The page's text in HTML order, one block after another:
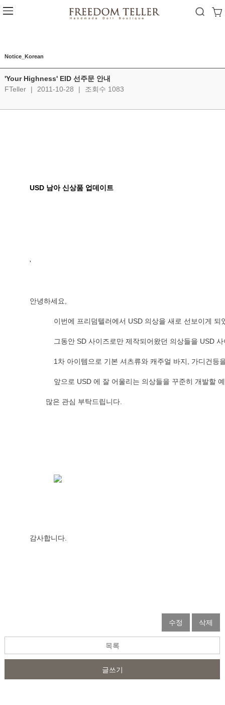
Notice_Korean
'Your Highness' EID 선주문 안내
FTeller
| 2011-10-28 | 조회수 1083
USD 남아 신상품 업데이트
'
안녕하세요,
이번에 프리덤텔러에서 USD 의상을 새로 선보이게
그동안 SD 사이즈로만 제작되어왔던 의상들을
1차 아이템으로 기본 셔츠류와 캐주얼 바지, 가디
앞으로 USD 에 잘 어울리는 의상들을 꾸준히 개발할
        많은 관심 부탁드립니다.
감사합니다.
수정 삭제
목록
글쓰기